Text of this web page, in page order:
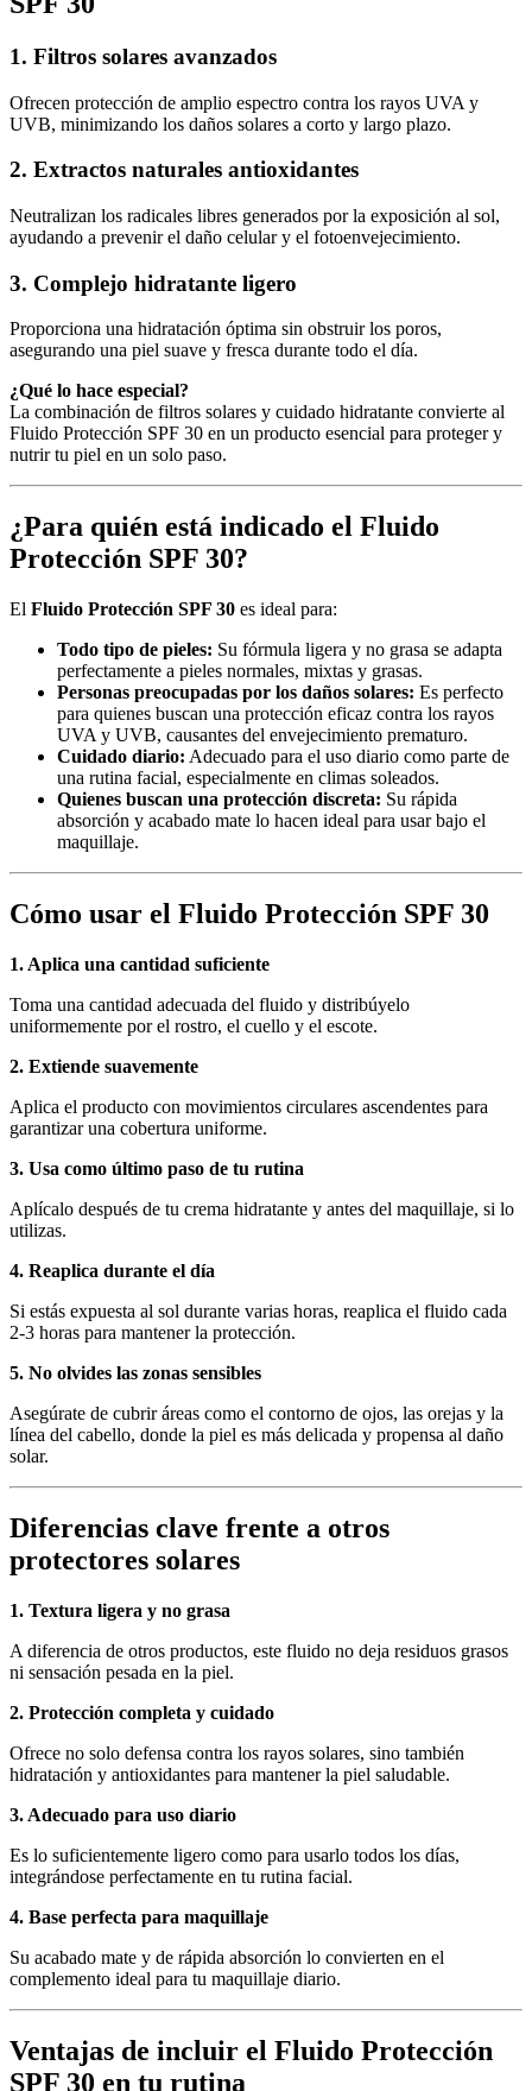
1. Filtros solares avanzados
Ofrecen protección de amplio espectro contra los rayos UVA y
UVB, minimizando los daños solares a corto y largo plazo.
2. Extractos naturales antioxidantes
Neutralizan los radicales libres generados por la exposición al sol,
ayudando a prevenir el daño celular y el fotoenvejecimiento.
3. Complejo hidratante ligero
Proporciona una hidratación óptima sin obstruir los poros,
asegurando una piel suave y fresca durante todo el día.
¿Qué lo hace especial?
La combinación de filtros solares y cuidado hidratante convierte al
Fluido Protección SPF 30 en un producto esencial para proteger y
nutrir tu piel en un solo paso.
¿Para quién está indicado el Fluido
Protección SPF 30?
El Fluido Protección SPF 30 es ideal para:
Todo tipo de pieles: Su fórmula ligera y no grasa se adapta
perfectamente a pieles normales, mixtas y grasas.
Personas preocupadas por los daños solares: Es perfecto
para quienes buscan una protección eficaz contra los rayos
UVA y UVB, causantes del envejecimiento prematuro.
Cuidado diario: Adecuado para el uso diario como parte de
una rutina facial, especialmente en climas soleados.
Quienes buscan una protección discreta: Su rápida
absorción y acabado mate lo hacen ideal para usar bajo el
maquillaje.
Cómo usar el Fluido Protección SPF 30
1. Aplica una cantidad suficiente
Toma una cantidad adecuada del fluido y distribúyelo
uniformemente por el rostro, el cuello y el escote.
2. Extiende suavemente
Aplica el producto con movimientos circulares ascendentes para
garantizar una cobertura uniforme.
3. Usa como último paso de tu rutina
Aplícalo después de tu crema hidratante y antes del maquillaje, si lo
utilizas.
4. Reaplica durante el día
Si estás expuesta al sol durante varias horas, reaplica el fluido cada
2-3 horas para mantener la protección.
5. No olvides las zonas sensibles
Asegúrate de cubrir áreas como el contorno de ojos, las orejas y la
línea del cabello, donde la piel es más delicada y propensa al daño
solar.
Diferencias clave frente a otros
protectores solares
1. Textura ligera y no grasa
A diferencia de otros productos, este fluido no deja residuos grasos
ni sensación pesada en la piel.
2. Protección completa y cuidado
Ofrece no solo defensa contra los rayos solares, sino también
hidratación y antioxidantes para mantener la piel saludable.
3. Adecuado para uso diario
Es lo suficientemente ligero como para usarlo todos los días,
integrándose perfectamente en tu rutina facial.
4. Base perfecta para maquillaje
Su acabado mate y de rápida absorción lo convierten en el
complemento ideal para tu maquillaje diario.
Ventajas de incluir el Fluido Protección
SPF 30 en tu rutina